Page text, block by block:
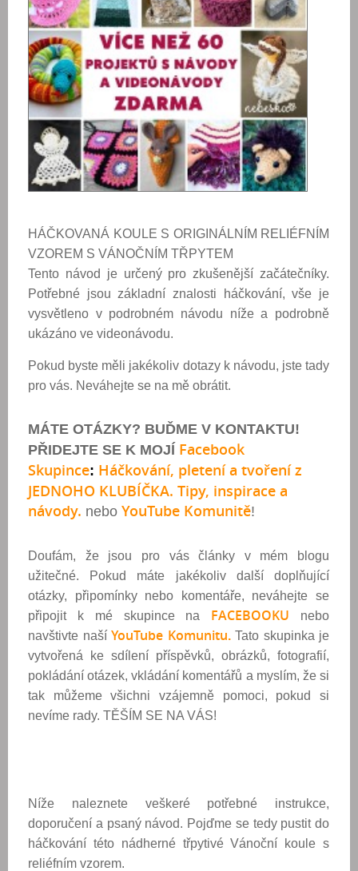
HÁČKOVANÁ KOULE S ORIGINÁLNÍM RELIÉFNÍM
VZOREM S VÁNOČNÍM TŘPYTEM
Tento návod je určený pro zkušenější začátečníky.
Potřebné jsou základní znalosti háčkování, vše je
vysvětleno v podrobném návodu níže a podrobně
ukázáno ve videonávodu.
Pokud byste měli jakékoliv dotazy k návodu, jste tady
pro vás. Neváhejte se na mě obrátit.
MÁTE OTÁZKY? BUĎME V KONTAKTU!
PŘIDEJTE SE K MOJÍ Facebook
Skupince: Háčkování, pletení a tvoření z
JEDNOHO KLUBÍČKA. Tipy, inspirace a
návody. nebo YouTube Komunitě!
Doufám, že jsou pro vás články v mém blogu
užitečné. Pokud máte jakékoliv další doplňující
otázky, připomínky nebo komentáře, neváhejte se
připojit k mé skupince na FACEBOOKU nebo
navštivte naší YouTube Komunitu.Tato skupinka je
vytvořená ke sdílení příspěvků, obrázků, fotografií,
pokládání otázek, vkládání komentářů a myslím, že si
tak můžeme všichni vzájemně pomoci, pokud si
nevíme rady. TĚŠÍM SE NA VÁS!
Níže naleznete veškeré potřebné instrukce,
doporučení a psaný návod. Pojďme se tedy pustit do
háčkování této nádherné třpytivé Vánoční koule s
reliéfním vzorem.